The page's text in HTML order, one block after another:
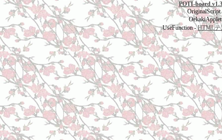
POTI-board
UseFunction -HTMLテ